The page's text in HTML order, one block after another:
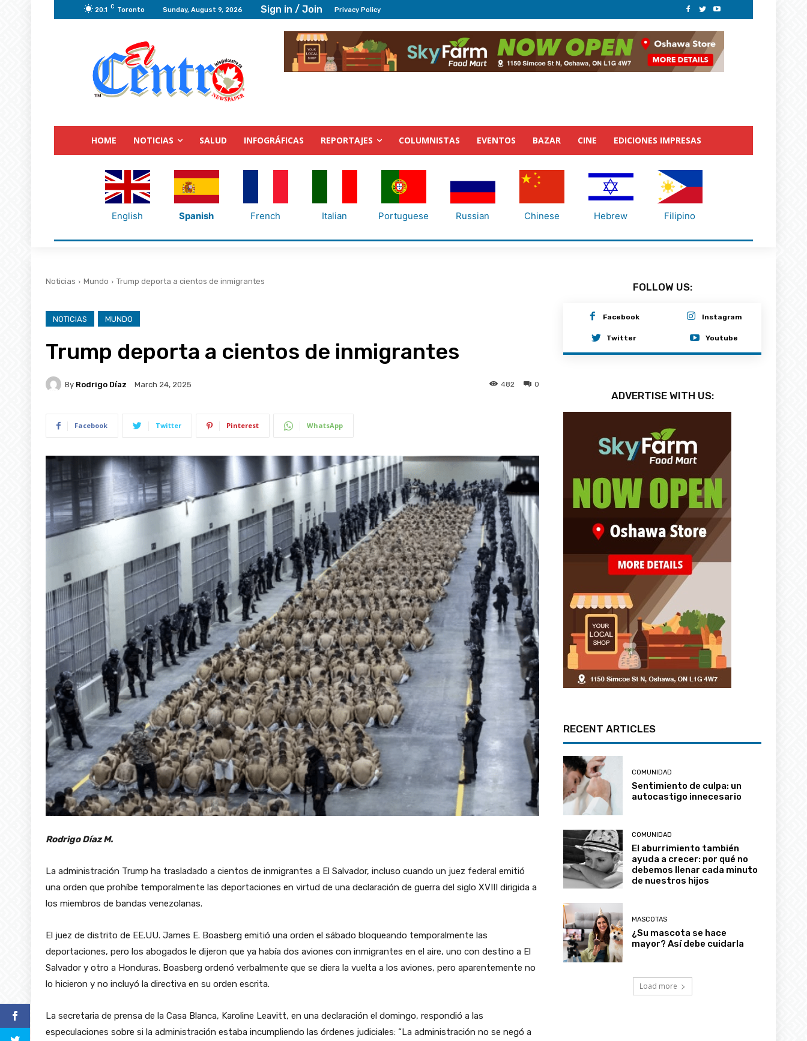
20.1 C Toronto Sunday, August 9, 2026 Sign in / Join Privacy Policy
HOME NOTICIAS SALUD INFOGRÁFICAS REPORTAJES COLUMNISTAS EVENTOS BAZAR CINE EDICIONES IMPRESAS
English Spanish French Italian Portuguese Russian Chinese Hebrew Filipino
Noticias Mundo Trump deporta a cientos de inmigrantes
NOTICIAS MUNDO
Trump deporta a cientos de inmigrantes
By Rodrigo Díaz March 24, 2025 0
482
Facebook Twitter Pinterest WhatsApp
Rodrigo Díaz M.
La administración Trump ha trasladado a cientos de inmigrantes a El Salvador, incluso cuando un juez federal emitió
una orden que prohíbe temporalmente las deportaciones en virtud de una declaración de guerra del siglo XVIII dirigida a
los miembros de bandas venezolanas.
El juez de distrito de EE.UU. James E. Boasberg emitió una orden el sábado bloqueando temporalmente las
deportaciones, pero los abogados le dijeron que ya había dos aviones con inmigrantes en el aire, uno con destino a El
Salvador y otro a Honduras. Boasberg ordenó verbalmente que se diera la vuelta a los aviones, pero aparentemente no
lo hicieron y no incluyó la directiva en su orden escrita.
La secretaria de prensa de la Casa Blanca, Karoline Leavitt, en una declaración el domingo, respondió a las
especulaciones sobre si la administración estaba incumpliendo las órdenes judiciales: “La administración no se negó a
FOLLOW US:
Facebook Instagram
Twitter Youtube
ADVERTISE WITH US:
RECENT ARTICLES
COMUNIDAD
Sentimiento de culpa: un
autocastigo innecesario
COMUNIDAD
El aburrimiento también
ayuda a crecer: por qué no
debemos llenar cada minuto
de nuestros hijos
MASCOTAS
¿Su mascota se hace
mayor? Así debe cuidarla
Load more